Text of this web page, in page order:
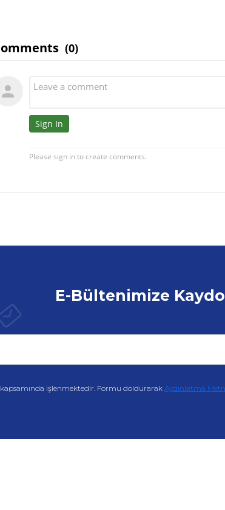
E-Bültenimize
kapsamında işlenmektedir. Formu doldurarak Aydınlatma